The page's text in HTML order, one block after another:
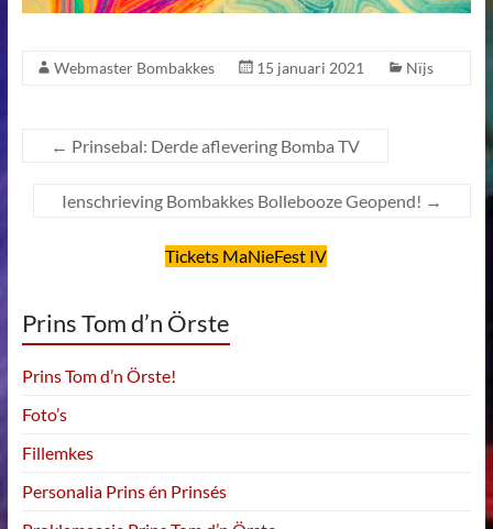
Webmaster Bombakkes 15 januari 2021 Nïjs
← Prinsebal: Derde aflevering Bomba TV
Ienschrieving Bombakkes Bollebooze Geopend! →
Tickets MaNieFest IV
Prins Tom d’n Örste
Prins Tom d’n Örste!
Foto’s
Fillemkes
Personalia Prins én Prinsés